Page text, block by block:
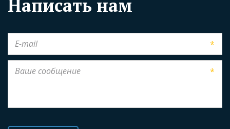
Написать нам
*
*